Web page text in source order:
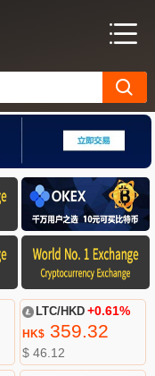
LTC/HKD +0.61%
HK$359.32
$ 46.12